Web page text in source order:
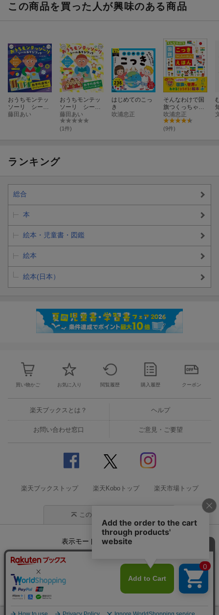
この商品を買った人が興味のある商品
おうちモンテッ
ソーリ シール
あそびブック
藤田あい
おうちモンテッ
ソーリ シール
あそびブック
3才から ワクワ
ク発見！編
藤田あい
(1件)
はじめてのこっ
き
吹浦忠正
そんなわけで国
旗つくっちゃい
ました！えほん
吹浦忠正
(9件)
ランキング
総合
本
絵本・児童書・図鑑
絵本
絵本(日本）
買い物かご お気に入り 閲覧履歴 購入履歴 クーポン
楽天ブックスとは？ ヘルプ
お問い合わせ窓口 ご意見・ご要望
楽天ブックストップ 楽天Koboトップ 楽天市場トップ
このページの先頭に戻る
表示モード モバイル
企業情報 個人情報保護方針